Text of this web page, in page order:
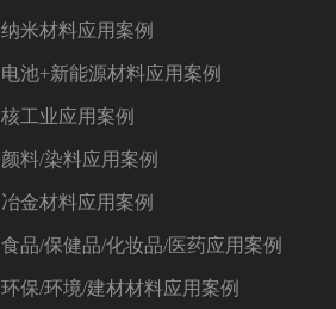
纳米材料应用案例
电池+新能源材料应用案例
核工业应用案例
颜料/染料应用案例
冶金材料应用案例
食品/保健品/化妆品/医药应用案例
环保/环境/建材材料应用案例